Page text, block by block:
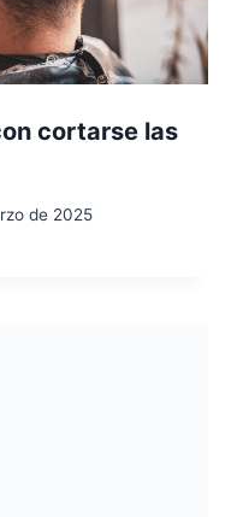
cortarse las
de 2025